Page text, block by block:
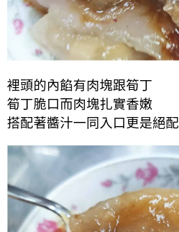
裡頭的內餡有肉塊跟筍丁
筍丁脆口而肉塊扎實香嫩
搭配著醬汁一同入口更是絕配